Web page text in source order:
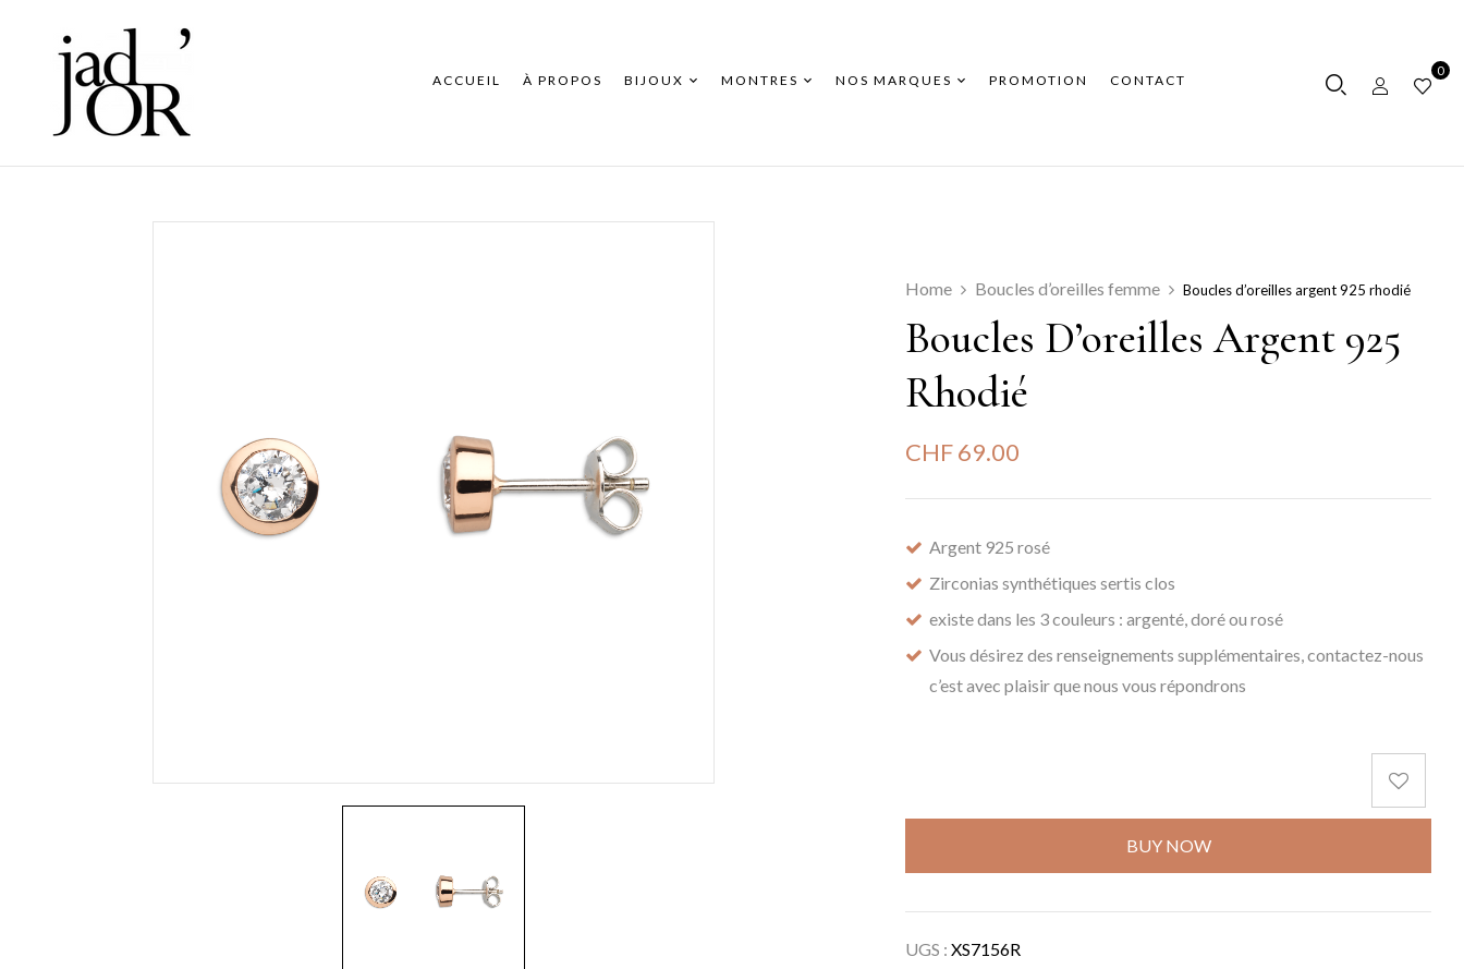
ACCUEIL À PROPOS BIJOUX MONTRES NOS MARQUES PROMOTION CONTACT
0
Home Boucles d’oreilles femme Boucles d’oreilles argent 925 rhodié
Boucles D’oreilles Argent 925
Rhodié
CHF69.00
Argent 925 rosé
Zirconias synthétiques sertis clos
existe dans les 3 couleurs : argenté, doré ou rosé
Vous désirez des renseignements supplémentaires, contactez-nous
c’est avec plaisir que nous vous répondrons
BUY NOW
UGS :XS7156R